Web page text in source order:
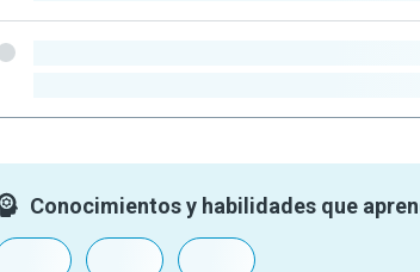
Conocimientos y habilidades que